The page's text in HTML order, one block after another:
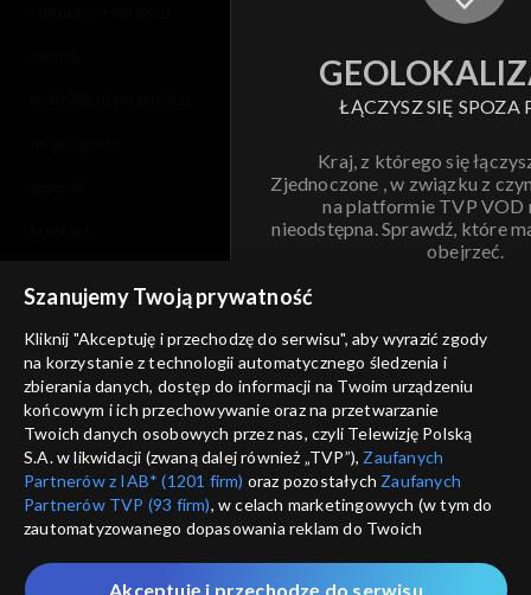
ŁĄCZYSZ SIĘ SPOZA
Kraj, z którego się
Zjednoczone , w związku z
na platformie TVP VOD
nieodstępna. Sprawdź, które
obejrzeć.
ANULUJ
informacje o dostawcy usług
Szanujemy Twoją prywatność
Kliknij "Akceptuję i przechodzę do serwisu", aby wyrazić zgody
na korzystanie z technologii automatycznego śledzenia i
zbierania danych, dostęp do informacji na Twoim urządzeniu
końcowym i ich przechowywanie oraz na przetwarzanie
Twoich danych osobowych przez nas, czyli Telewizję Polską
S.A. w likwidacji (zwaną dalej również „TVP”), Zaufanych
Partnerów z IAB* (1201 firm) oraz pozostałych Zaufanych
Partnerów TVP (93 firm), w celach marketingowych (w tym do
zautomatyzowanego dopasowania reklam do Twoich
które wskazujemy poniżej, a także zgody na udostępnianie
Akceptuję i przechodzę do serwisu